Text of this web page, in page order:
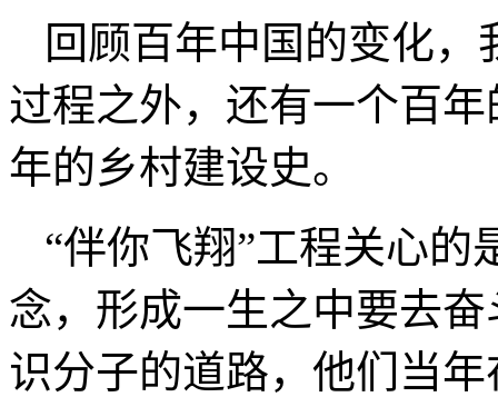
回顾百年中国的变化
过程之外，还有一个百
年的乡村建设史。
“伴你飞翔”工程关心
念，形成一生之中要去
识分子的道路，他们当